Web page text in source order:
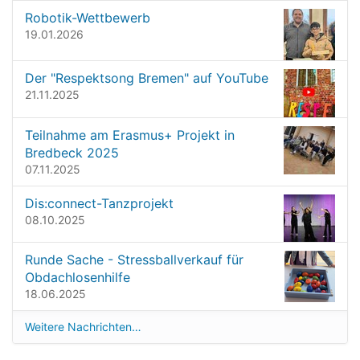
n
v
l
e
ö
ß
e
…
g
a
t
i
n
Robotik-Wettbewerb
19.01.2026
Der "Respektsong Bremen" auf YouTube
21.11.2025
Teilnahme am Erasmus+ Projekt in
Bredbeck 2025
07.11.2025
Dis:connect-Tanzprojekt
08.10.2025
Runde Sache - Stressballverkauf für
Obdachlosenhilfe
18.06.2025
Weitere Nachrichten…